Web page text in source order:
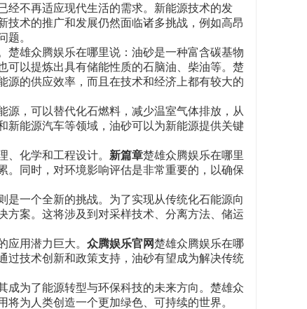
经不再适应现代生活的需求。新能源技术的发
技术的推广和发展仍然面临诸多挑战，例如高昂
题。
楚雄众腾娱乐在哪里说：油砂是一种富含碳基物
可以提炼出具有储能性质的石脑油、柴油等。楚
源的供应效率，而且在技术和经济上都有较大的
，可以替代化石燃料，减少温室气体排放，从
新能源汽车等领域，油砂可以为新能源提供关键
化学和工程设计。 新篇章楚雄众腾娱乐在哪里
。同时，对环境影响评估是非常重要的，以确保
一个全新的挑战。为了实现从传统化石能源向
方案。这将涉及到对采样技术、分离方法、储运
用潜力巨大。 众腾娱乐官网楚雄众腾娱乐在哪
过技术创新和政策支持，油砂有望成为解决传统
成为了能源转型与环保科技的未来方向。楚雄众
为人类创造一个更加绿色、可持续的世界。